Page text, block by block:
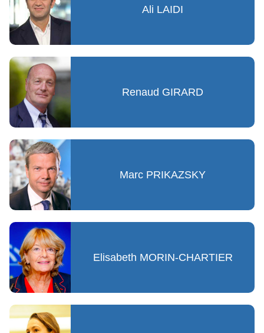
Ali LAIDI
Renaud GIRARD
Marc PRIKAZSKY
Elisabeth MORIN-CHARTIER